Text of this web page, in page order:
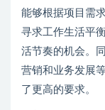
能够根据项目需
寻求工作生活平
活节奏的机会。
营销和业务发展
了更高的要求。